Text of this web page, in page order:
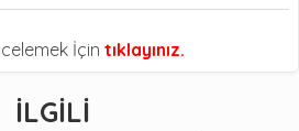
İçin tıklayınız.
İLGILI